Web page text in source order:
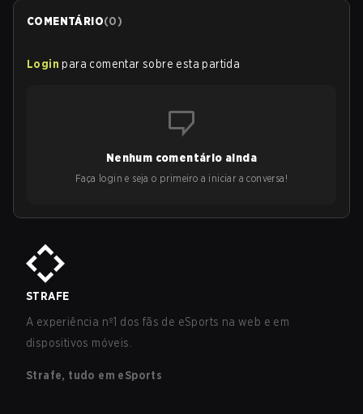
COMENTÁRIO(0)
Login para comentar sobre esta partida
Nenhum comentário ainda
Faça login e seja o primeiro a iniciar a conversa!
STRAFE
A experiência nº1 dos fãs de eSports na web e em
dispositivos móveis.
Strafe, tudo em eSports